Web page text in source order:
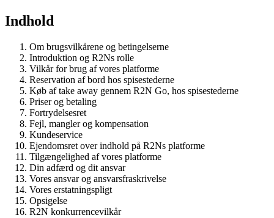
Indhold
Om brugsvilkårene og betingelserne
Introduktion og R2Ns rolle
Vilkår for brug af vores platforme
Reservation af bord hos spisestederne
Køb af take away gennem R2N Go, hos spisestederne
Priser og betaling
Fortrydelsesret
Fejl, mangler og kompensation
Kundeservice
Ejendomsret over indhold på R2Ns platforme
Tilgængelighed af vores platforme
Din adfærd og dit ansvar
Vores ansvar og ansvarsfraskrivelse
Vores erstatningspligt
Opsigelse
R2N konkurrencevilkår